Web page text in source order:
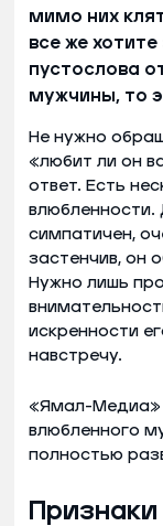
мимо них
все же
пустослова
мужчины, то
Не нужно
«любит ли он
ответ. Есть
влюбленности.
симпатичен,
застенчив, он
Нужно лишь
искренности
навстречу.
«Ямал-Медиа»
влюбленного
полностью